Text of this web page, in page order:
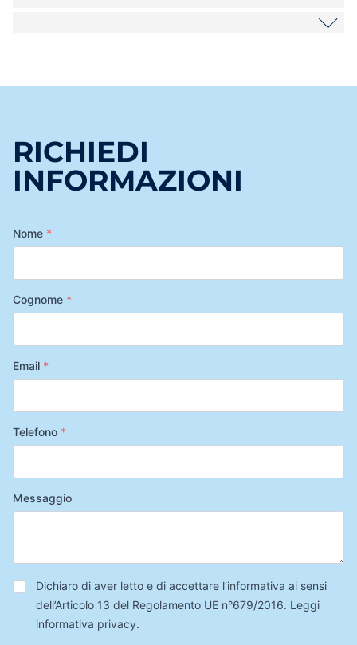
RICHIEDI
INFORMAZIONI
Nome *
Cognome *
Email *
Telefono *
Messaggio
Privacy*
Dichiaro di aver letto e di accettare l’informativa ai sensi
dell’Articolo 13 del Regolamento UE n°679/2016. Leggi
informativa privacy.